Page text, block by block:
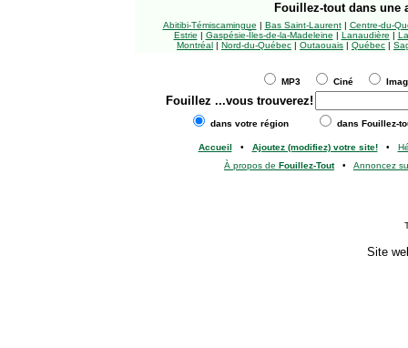
Fouillez-tout dans une
Abitibi-Témiscamingue | Bas Saint-Laurent| Centre-du-
Estrie | Gaspésie-Îles-de-la-Madeleine | Lanaudière |
Montréal | Nord-du-Québec | Outaouais | Québec |
MP3 Ciné
Fouillez ...vous trouverez!
dans votre région dans Fouillez-
Accueil • Ajoutez (modifiez) votre site!•
À propos de Fouillez-Tout• Annoncez
Site